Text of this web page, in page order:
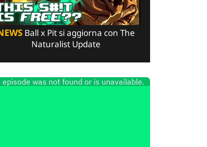
Ball x Pit si aggiorna con The
Naturalist Update